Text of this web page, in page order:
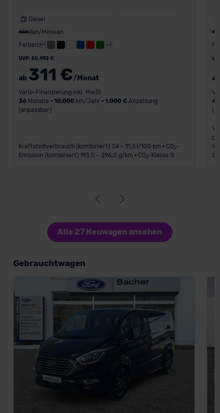
Diesel
Van/Minivan
Farben:
+3
UVP: 50.992 €
ab 311 €/Monat
Vario-Finanzierung inkl. MwSt.
36Monate • 10.000km/Jahr • 1.000 €Anzahlung
(anpassbar)
Kraftstoffverbrauch (kombiniert) 7,4 – 11,3 l/100 km • CO2-
Emission (kombiniert) 193,0 – 296,0 g/km • CO2-Klasse G
48
Alle 27 Neuwagen ansehen
Gebrauchtwagen